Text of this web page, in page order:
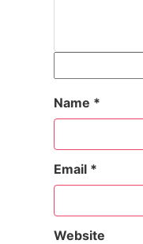
Name *
Email *
Website